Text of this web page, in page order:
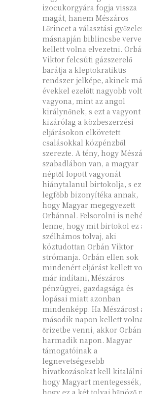
izocukorgyára fogja vissza
magát, hanem Mészáros
Lőrincet a választási
másnapján biblincsbe verve
kellett volna elvezetni.
Viktor felcsúti gázszerelő
barátja a kleptokratikus
rendszer jelképe, akinek
évekkel ezelőtt nagyobb
vagyona, mint az angol
királynőnek, s ezt a vagyont
kizárólag a közbeszerzési
eljárásokon elkövetett
csalásokkal közpénzből
szerezte. A tény, hogy
szabadlábon van, a magyar
néptől lopott vagyonát
hiánytalanul birtokolja, s ez
legfőbb bizonyítéka annak,
hogy Magyar megegyezett
Orbánnal. Felsorolni is nehéz
lenne, hogy mit birtokol ez
szélhámos tolvaj, aki
köztudottan Orbán Viktor
strómanja. Orbán ellen sok
mindenért eljárást kellett
már indítani, Mészáros
pénzügyei, gazdagsága és
lopásai miatt azonban
mindenképp. Ha Mészárost
második napon kellett
őrizetbe venni, akkor
harmadik napon. Magyar
támogatóinak a
legnevetségesebb
hivatkozásokat kell
hogy Magyart mentegessék,
hogy ez a két tolvaj bűnöző